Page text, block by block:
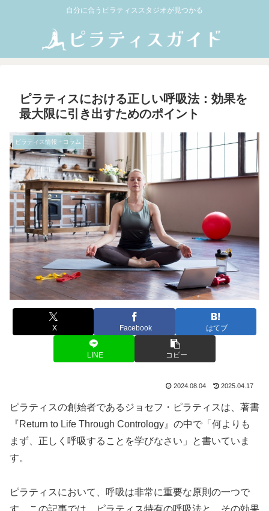
自分に合うピラティススタジオが見つかる
ピラティスにおける正しい呼吸法：効果を
最大限に引き出すためのポイント
ピラティス情報・コラム
X Facebook はてブ
LINE コピー
2024.08.04 2025.04.17
ピラティスの創始者であるジョセフ・ピラティスは、著書
『Return to Life Through Contrology』の中で「何よりも
まず、正しく呼吸することを学びなさい」と書いていま
す。
ピラティスにおいて、呼吸は非常に重要な原則の一つで
す。この記事では、ピラティス特有の呼吸法と、その効果